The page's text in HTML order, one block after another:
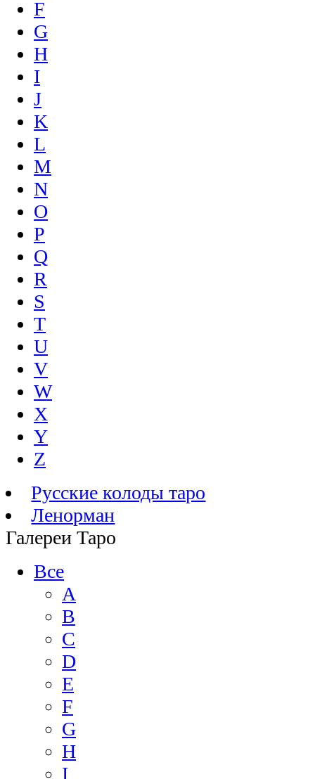
F
G
H
I
J
K
L
M
N
O
P
Q
R
S
T
U
V
W
X
Y
Z
Русские колоды таро
Ленорман
Галереи Таро
Все
A
B
C
D
E
F
G
H
I